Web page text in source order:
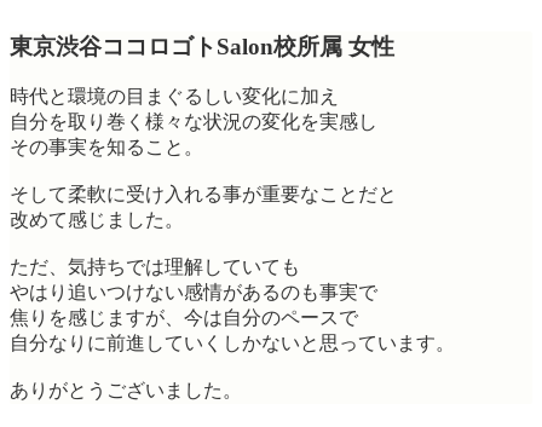
東京渋谷ココロゴトSalon校所属 女性
時代と環境の目まぐるしい変化に加え
自分を取り巻く様々な状況の変化を実感し
その事実を知ること。
そして柔軟に受け入れる事が重要なことだと
改めて感じました。
ただ、気持ちでは理解していても
やはり追いつけない感情があるのも事実で
焦りを感じますが、今は自分のペースで
自分なりに前進していくしかないと思っています。
ありがとうございました。